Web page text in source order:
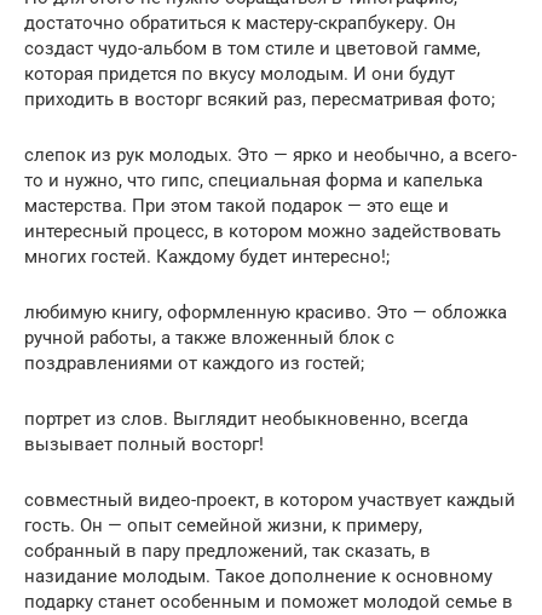
достаточно обратиться к мастеру-скрапбукеру. Он
создаст чудо-альбом в том стиле и цветовой гамме,
которая придется по вкусу молодым. И они будут
приходить в восторг всякий раз, пересматривая фото;
слепок из рук молодых. Это — ярко и необычно, а всего-
то и нужно, что гипс, специальная форма и капелька
мастерства. При этом такой подарок — это еще и
интересный процесс, в котором можно задействовать
многих гостей. Каждому будет интересно!;
любимую книгу, оформленную красиво. Это — обложка
ручной работы, а также вложенный блок с
поздравлениями от каждого из гостей;
портрет из слов. Выглядит необыкновенно, всегда
вызывает полный восторг!
совместный видео-проект, в котором участвует каждый
гость. Он — опыт семейной жизни, к примеру,
собранный в пару предложений, так сказать, в
назидание молодым. Такое дополнение к основному
подарку станет особенным и поможет молодой семье в